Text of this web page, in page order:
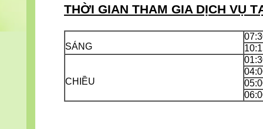
THỜI GIAN THAM GIA DỊCH VỤ
SÁNG
CHIỀU